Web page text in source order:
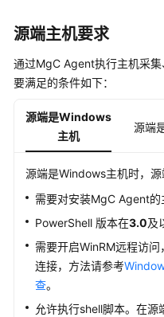
介
绍
快
入
用
指
南
迁
移
中
心
源端主机要求
通过MgC Agent执行主机采
要满足的条件如下：
源端是Windows
主机
源端
源端是Windows主机时，源
需要对安装MgC Agent
PowerShell 版本在3.0及
需要开启WinRM远程访
连接，方法请参考
查。
允许执行shell脚本。在源